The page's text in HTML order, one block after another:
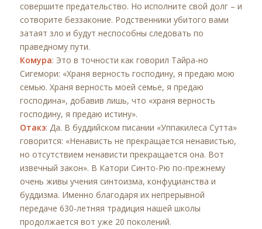
совершите предательство. Но исполните свой долг – и
сотворите беззаконие. Родственники убитого вами
затаят зло и будут неспособны следовать по
праведному пути.
Комура: Это в точности как говорил Тайра-но
Сигемори: «Храня верность господину, я предаю мою
семью. Храня верность моей семье, я предаю
господина», добавив лишь, что «храня верность
господину, я предаю истину».
Отакэ: Да. В буддийском писании «Уппакилеса Сутта»
говорится: «Ненависть не прекращается ненавистью,
но отсутствием ненависти прекращается она. Вот
извечный закон». В Катори Синто-Рю по-прежнему
очень живы учения синтоизма, конфуцианства и
буддизма. Именно благодаря их непрерывной
передаче 630-летняя традиция нашей школы
продолжается вот уже 20 поколений.